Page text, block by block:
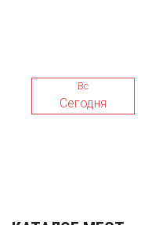
Вс
Сегодня